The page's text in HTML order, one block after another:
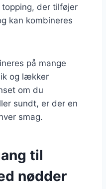
topping, der tilføjer
kan kombineres
på mange
og lækker
om du
sundt, er der en
smag.
til
nødder